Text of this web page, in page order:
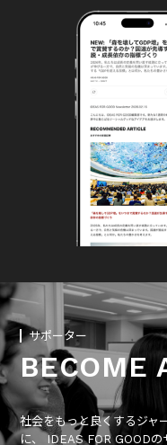
サポーター
BECOME
社会をもっと良くするジャ
に、 IDEAS FOR GOODの